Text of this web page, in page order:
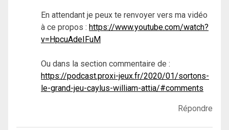
En attendant je peux te renvoyer vers ma vidéo
à ce propos : https://www.youtube.com/watch?
v=HpcuAdeIFuM
Ou dans la section commentaire de :
https://podcast.proxi-jeux.fr/2020/01/sortons-
le-grand-jeu-caylus-william-attia/#comments
Répondre